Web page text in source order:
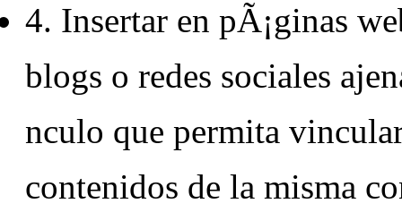
4. Insertar en pÃ¡ginas
blogs o redes sociales
nculo que permita
contenidos de la misma